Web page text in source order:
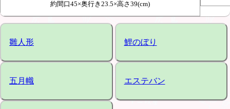
約間口45×奥行き23.5×高さ39(cm)
雛人形 鯉のぼり
五月幟 エステバン